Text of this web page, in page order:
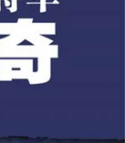
親子玩具